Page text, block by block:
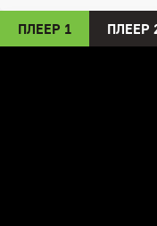
ПЛЕЕР 1 ПЛЕЕР